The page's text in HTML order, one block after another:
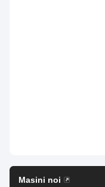
Masini noi